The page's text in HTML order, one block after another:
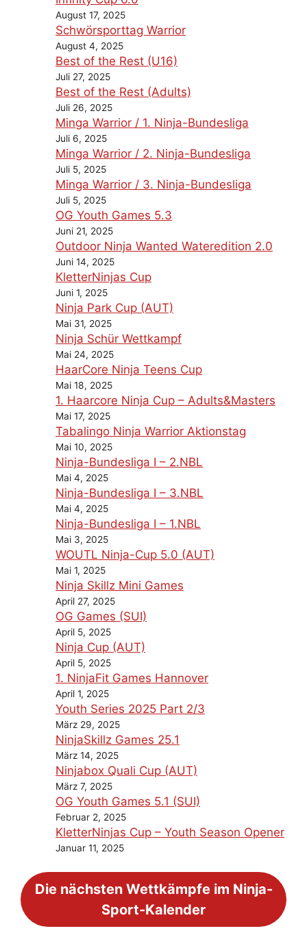
August 17, 2025
Schwörsporttag Warrior
August 4, 2025
Best of the Rest (U16)
Juli 27, 2025
Best of the Rest (Adults)
Juli 26, 2025
Minga Warrior / 1. Ninja-Bundesliga
Juli 6, 2025
Minga Warrior / 2. Ninja-Bundesliga
Juli 5, 2025
Minga Warrior / 3. Ninja-Bundesliga
Juli 5, 2025
OG Youth Games 5.3
Juni 21, 2025
Outdoor Ninja Wanted Wateredition 2.0
Juni 14, 2025
KletterNinjas Cup
Juni 1, 2025
Ninja Park Cup (AUT)
Mai 31, 2025
Ninja Schür Wettkampf
Mai 24, 2025
HaarCore Ninja Teens Cup
Mai 18, 2025
1. Haarcore Ninja Cup – Adults&Masters
Mai 17, 2025
Tabalingo Ninja Warrior Aktionstag
Mai 10, 2025
Ninja-Bundesliga I – 2.NBL
Mai 4, 2025
Ninja-Bundesliga I – 3.NBL
Mai 4, 2025
Ninja-Bundesliga I – 1.NBL
Mai 3, 2025
WOUTL Ninja-Cup 5.0 (AUT)
Mai 1, 2025
Ninja Skillz Mini Games
April 27, 2025
OG Games (SUI)
April 5, 2025
Ninja Cup (AUT)
April 5, 2025
1. NinjaFit Games Hannover
April 1, 2025
Youth Series 2025 Part 2/3
März 29, 2025
NinjaSkillz Games 25.1
März 14, 2025
Ninjabox Quali Cup (AUT)
März 7, 2025
OG Youth Games 5.1 (SUI)
Februar 2, 2025
KletterNinjas Cup – Youth Season Opener
Januar 11, 2025
Die nächsten Wettkämpfe im Ninja-
Sport-Kalender